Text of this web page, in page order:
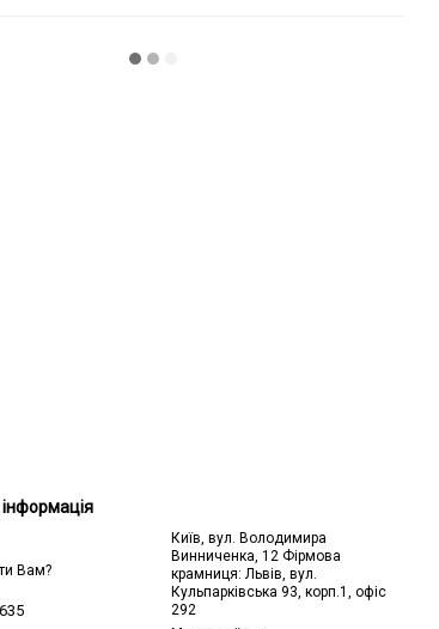
Вам?
Київ, вул. Володимира
Винниченка, 12 Фірмова
крамниця: Львів, вул.
Кульпарківська 93, корп.1, офіс
292